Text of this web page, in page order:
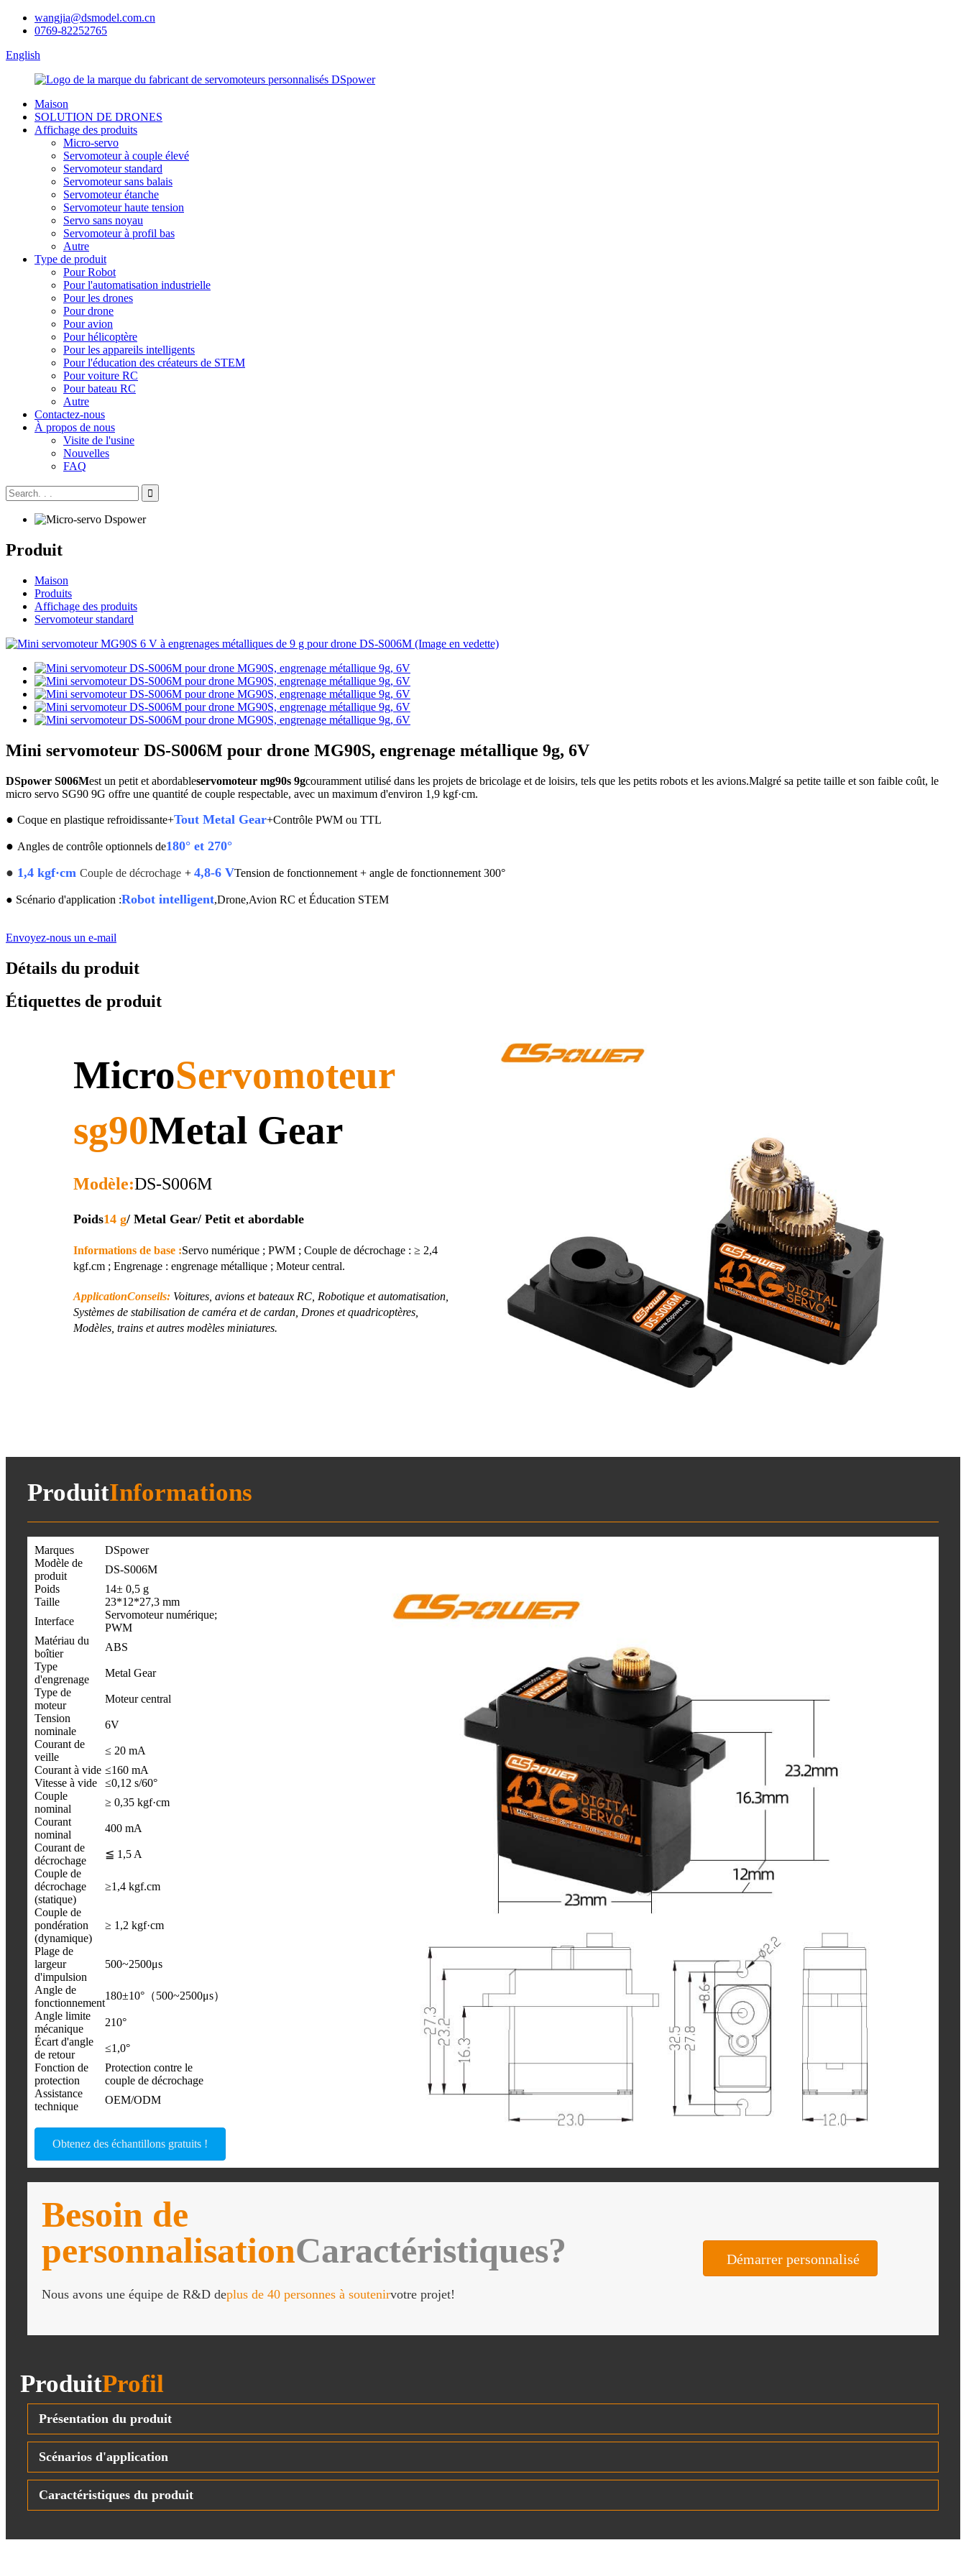
wangjia@dsmodel.com.cn
0769-82252765
English
Maison
SOLUTION DE DRONES
Affichage des produits
Micro-servo
Servomoteur à couple élevé
Servomoteur standard
Servomoteur sans balais
Servomoteur étanche
Servomoteur haute tension
Servo sans noyau
Servomoteur à profil bas
Autre
Type de produit
Pour Robot
Pour l'automatisation industrielle
Pour les drones
Pour drone
Pour avion
Pour hélicoptère
Pour les appareils intelligents
Pour l'éducation des créateurs de STEM
Pour voiture RC
Pour bateau RC
Autre
Contactez-nous
À propos de nous
Visite de l'usine
Nouvelles
FAQ
Produit
Maison
Produits
Affichage des produits
Servomoteur standard
Mini servomoteur DS-S006M pour drone MG90S, engrenage métallique 9g, 6V
DSpower S006Mest un petit et abordableservomoteur mg90s 9gcouramment utilisé dans les projets de bricolage et de loisirs, tels que les petits robots et les avions.Malgré sa petite taille et son faible coût, le
micro servo SG90 9G offre une quantité de couple respectable, avec un maximum d'environ 1,9 kgf·cm.
● Coque en plastique refroidissante+Tout Metal Gear+Contrôle PWM ou TTL
● Angles de contrôle optionnels de180° et 270°
● 1,4 kgf·cm Couple de décrochage + 4,8-6 VTension de fonctionnement + angle de fonctionnement 300°
● Scénario d'application :Robot intelligent,Drone,Avion RC et Éducation STEM
Envoyez-nous un e-mail
Détails du produit
Étiquettes de produit
MicroServomoteur
sg90Metal Gear
Modèle:DS-S006M
Poids14 g/ Metal Gear/ Petit et abordable
Informations de base :Servo numérique ; PWM ; Couple de décrochage : ≥ 2,4
kgf.cm ; Engrenage : engrenage métallique ; Moteur central.
ApplicationConseils: Voitures, avions et bateaux RC, Robotique et automatisation,
Systèmes de stabilisation de caméra et de cardan, Drones et quadricoptères,
Modèles, trains et autres modèles miniatures.
ProduitInformations
Marques
DSpower
Modèle de
produit
DS-S006M
Poids
14± 0,5 g
Taille
23*12*27,3 mm
Interface
Servomoteur numérique;
PWM
Matériau du
boîtier
ABS
Type
d'engrenage
Metal Gear
Type de
moteur
Moteur central
Tension
nominale
6V
Courant de
veille
≤ 20 mA
Courant à vide ≤160 mA
Vitesse à vide
≤0,12 s/60°
Couple
nominal
≥ 0,35 kgf·cm
Courant
nominal
400 mA
Courant de
décrochage
≦ 1,5 A
Couple de
décrochage
(statique)
≥1,4 kgf.cm
Couple de
pondération
(dynamique)
≥ 1,2 kgf·cm
Plage de
largeur
d'impulsion
500~2500μs
Angle de
fonctionnement
180±10°（500~2500μs）
Angle limite
mécanique
210°
Écart d'angle
de retour
≤1,0°
Fonction de
protection
Protection contre le
couple de décrochage
Assistance
technique
OEM/ODM
Obtenez des échantillons gratuits !
Besoin de
personnalisationCaractéristiques?
Nous avons une équipe de R&D deplus de 40 personnes à soutenirvotre projet!
Démarrer personnalisé
ProduitProfil
Présentation du produit
Scénarios d'application
Caractéristiques du produit